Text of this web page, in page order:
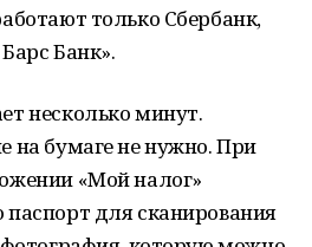
только Сбербанк,
Банк».
несколько минут.
на бумаге не нужно. При
«Мой налог»
паспорт для сканирования